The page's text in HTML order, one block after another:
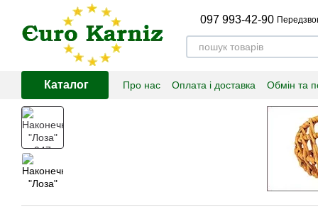
Перейти до основного контенту
097 993-42-90
Каталог Про нас Оплата і доставка Обмін та